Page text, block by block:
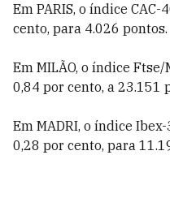
Em PARIS, o índice
cento, para 4.026 pontos.
Em MILÃO, o índice
0,84 por cento, a 23.151
Em MADRI, o índice
0,28 por cento, para